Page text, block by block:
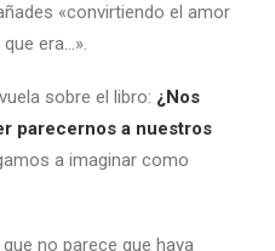
«convirtiendo el amor
era…».
sobre el libro: ¿Nos
parecernos a nuestros
a imaginar como
que no parece que haya